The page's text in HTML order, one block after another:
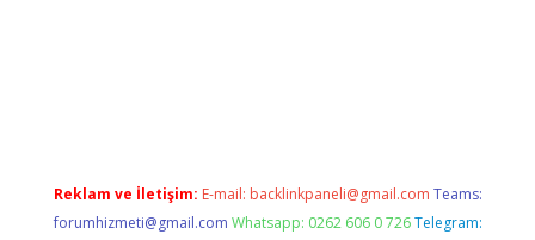
Reklam ve İletişim: E-mail: backlinkpaneli@gmail.com Teams:
forumhizmeti@gmail.com Whatsapp: 0262 606 0 726 Telegram: